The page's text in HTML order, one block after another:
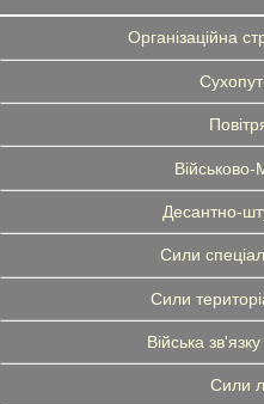
Організаційна
Десантно-
Сили
Сили
Війська
Сили